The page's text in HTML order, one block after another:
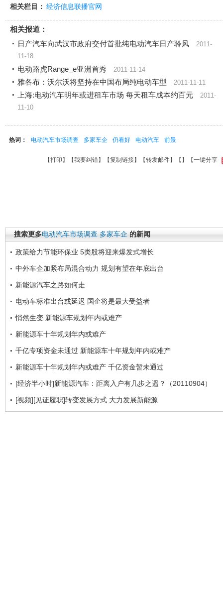
相关栏目： 经济信息联播官网
相关报道：
日产汽车向武汉市政府交付首批纯电动汽车日产聆风
2011-
11-18
电动路虎Range_e亚洲首秀
2011-11-14
雅各布：沃尔沃将坚持在中国布局纯电动车型 2011-11-11
上海:电动汽车明年或进租车市场 每天租车成本约百元 2011-
11-10
热词： 电动汽车市场调查 多家车企 仍看好 电动汽车 前景
【打印 】【我要纠错】【复制链接】【转发邮件】【 】 【一键分享
搜索更多电动汽车市场调查 多家车企 的新闻
政策给力节能环保业 5类股将迎来爆发式增长
中外车企加紧布局混合动力 规划有望在年底出台
新能源汽车之路如何走
电动车标准出台或延迟 国企将是最大受益者
悄然生变 新能源车规划年内或难产
新能源车十年规划年内或难产
千亿专项资金未通过 新能源车十年规划年内或难产
新能源车十年规划年内或难产 千亿资金暂未通过
[经济半小时]新能源汽车：距离入户有几步之遥？（20110904）
[视频][见证履职]转变发展方式 大力发展新能源